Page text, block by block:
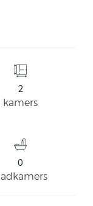
2
kamers
0